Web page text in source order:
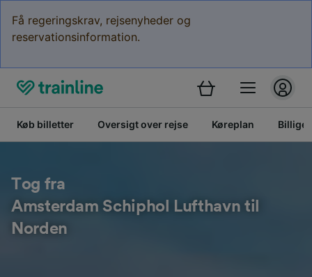
Få regeringskrav, rejsenyheder og
reservationsinformation.
Køb billetter Oversigt over rejse Køreplan Billige
Tog fra
Amsterdam Schiphol Lufthavn til
Norden